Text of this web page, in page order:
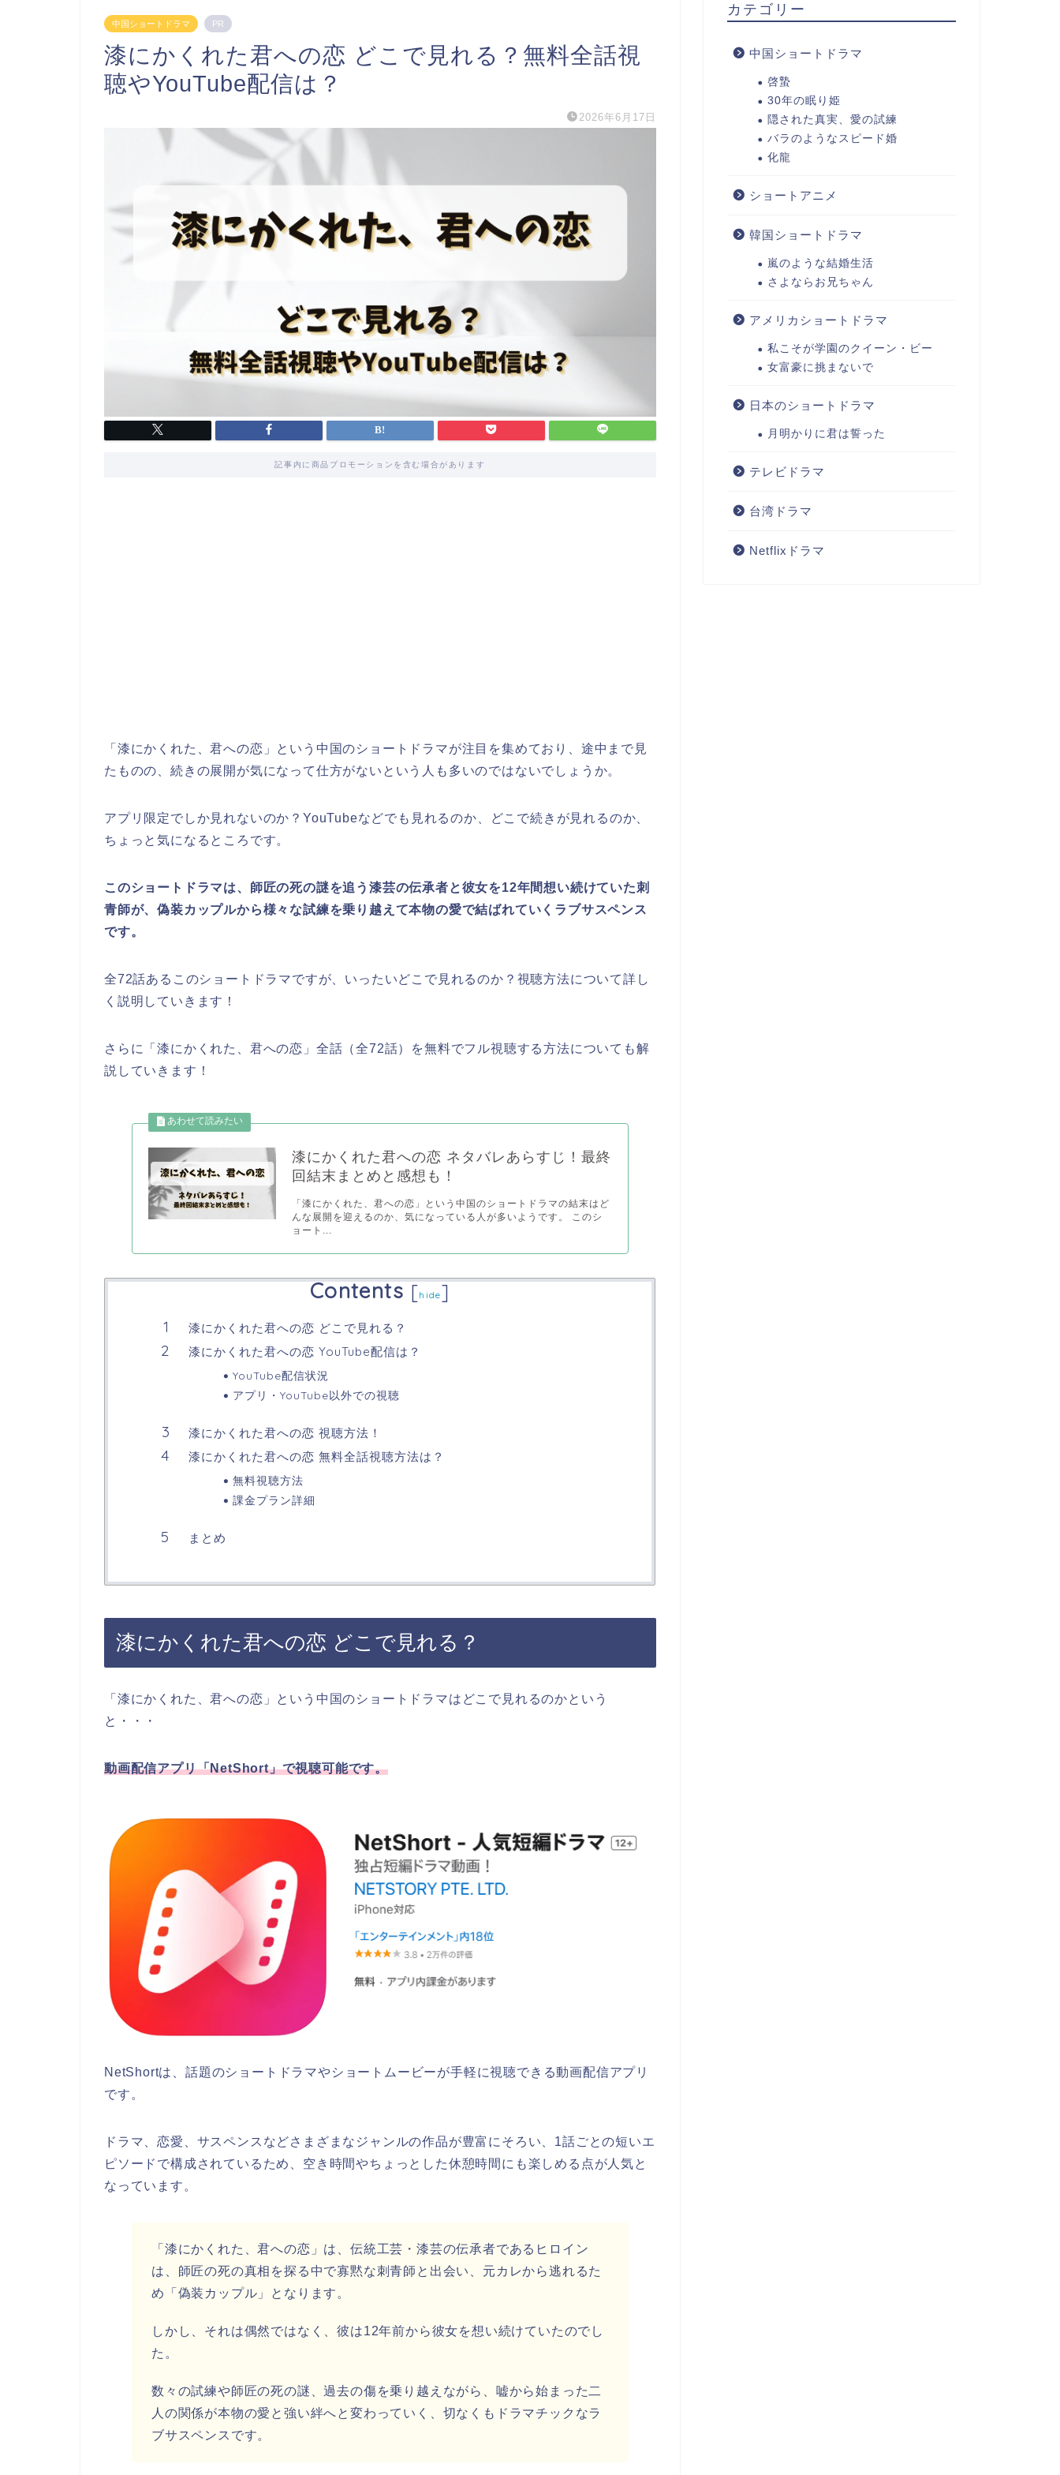
中国ショートドラマ PR
漆にかくれた君への恋 どこで見れる？無料全話視
聴やYouTube配信は？
2026年6月17日
記事内に商品プロモーションを含む場合があります
「 漆にかくれた、君への恋」という中国のショートドラマが注目を集めており、途中まで見
たものの、続きの展開が気になって仕方がないという人も多いのではないでしょうか。
アプリ限定でしか見れないのか？YouTubeなどでも見れるのか、どこで続きが見れるのか、
ちょっと気になるところです。
このショート ドラマは、師匠の死の謎を追う漆芸の伝承者と彼女を12年間想い続けていた刺
青師が、偽装カップルから様々な試練を乗り越えて本物の愛で結ばれていくラブサスペンス
です。
全72話あるこのショート ドラマですが、いったいどこで見れるのか？視聴方法について詳し
く説明していきます！
さらに 「漆にかくれた、君への恋」 全話（全72話）を無料でフル視聴する方法についても解
説していきます！
漆にかくれた君への恋 ネタバレあらすじ！最終
回結末まとめと感想も！
「漆にかくれた、君への恋」という中国のショートドラマの結末はど
んな展開を迎えるのか、気になっている人が多いようです。 このシ
ョート...
Contents [hide]
漆にかくれた君への恋 どこで見れる？
漆にかくれた君への恋 YouTube配信は？
YouTube配信状況
アプリ・YouTube以外での視聴
漆にかくれた君への恋 視聴方法！
漆にかくれた君への恋 無料全話視聴方法は？
無料視聴方法
課金プラン詳細
まとめ
漆にかくれた君への恋 どこで見れる？
「 漆にかくれた、君への恋」 という 中国のショート ドラマはどこで見れるのかという
と・・・
動画配信アプリ「NetShort」で視聴可能です。
NetShortは、話題のショート ドラマやショートムービーが手軽に視聴できる動画配信アプリ
です。
ドラマ、恋愛、サスペンスなどさまざまなジャンルの作品が豊富にそろい、1話ごとの短いエ
ピソードで構成されているため、空き時間やちょっとした休憩時間にも楽しめる点が人気と
なっています。
「漆にかくれた、君への恋」は、伝統工芸・漆芸の伝承者であるヒロイン
は、師匠の死の真相を探る中で寡黙な刺青師と出会い、元カレから逃れるた
め「偽装カップル」となります。
しかし、それは偶然ではなく、彼は12年前から彼女を想い続けていたのでし
た。
数々の試練や師匠の死の謎、過去の傷を乗り越えながら、嘘から始まった二
人の関係が本物の愛と強い絆へと変わっていく、切なくもドラマチックなラ
ブサスペンスです。
カテゴリー
中国ショートドラマ
啓蟄
30年の眠り姫
隠された真実、愛の試練
バラのようなスピード婚
化龍
ショートアニメ
韓国ショートドラマ
嵐のような結婚生活
さよならお兄ちゃん
アメリカショートドラマ
私こそが学園のクイーン・ビー
女富豪に挑まないで
日本のショートドラマ
月明かりに君は誓った
テレビドラマ
台湾ドラマ
Netflixドラマ